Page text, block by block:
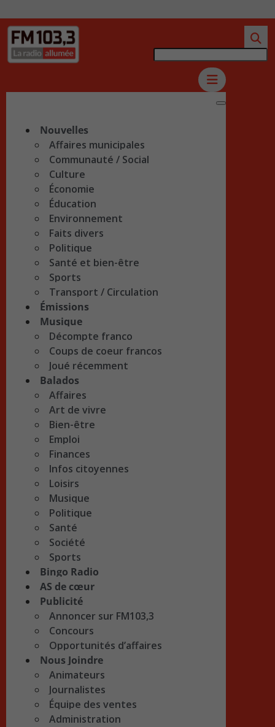
Nouvelles
Affaires municipales
Communauté / Social
Culture
Économie
Éducation
Environnement
Faits divers
Politique
Santé et bien-être
Sports
Transport / Circulation
Émissions
Musique
Décompte franco
Coups de coeur francos
Joué récemment
Balados
Affaires
Art de vivre
Bien-être
Emploi
Finances
Infos citoyennes
Loisirs
Musique
Politique
Santé
Société
Sports
Bingo Radio
AS de cœur
Publicité
Annoncer sur FM103,3
Concours
Opportunités d’affaires
Nous Joindre
Animateurs
Journalistes
Équipe des ventes
Administration